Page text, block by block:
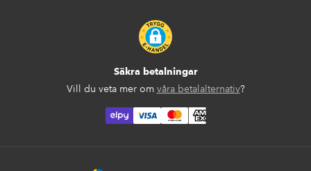
Säkra betalningar
Vill du veta mer om våra betalalternativ?
elpy